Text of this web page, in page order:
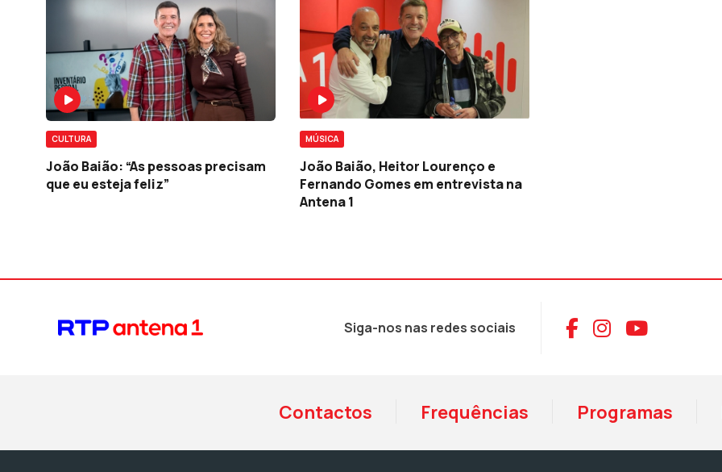
CULTURA
João Baião: “As pessoas precisam
que eu esteja feliz”
MÚSICA
João Baião, Heitor Lourenço e
Fernando Gomes em entrevista na
Antena 1
Siga-nos nas redes sociais Aceder ao
Aceder ao
Aceder
Contactos Frequências Programas